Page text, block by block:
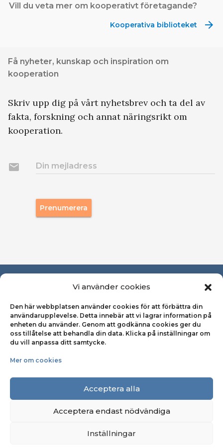
Vi använder cookies
Den här webbplatsen använder cookies för att förbättra din
användarupplevelse. Detta innebär att vi lagrar information på
enheten du använder. Genom att godkänna cookies ger du
oss tillåtelse att behandla din data. Klicka på inställningar om
du vill anpassa ditt samtycke.
Mer om cookies
Acceptera alla
Acceptera endast nödvändiga
Inställningar
Vill du veta mer om kooperativt företagande?
Kooperativa biblioteket arrow_forward
Få nyheter, kunskap och inspiration om
kooperation
Skriv upp dig på vårt nyhetsbrev och ta del av
fakta, forskning och annat näringsrikt om
kooperation.
email Din mejladress
Prenumerera
Om Svensk Kooperation
Pressrum
Kontakta oss
Integritetspolicy
Cookiepolicy